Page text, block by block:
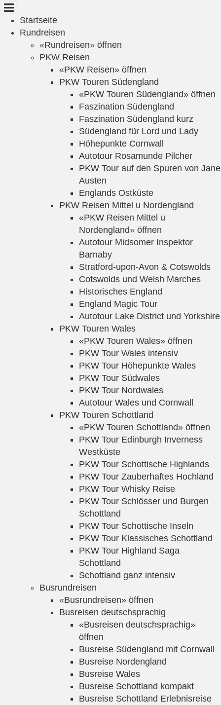
Startseite
Rundreisen
«Rundreisen» öffnen
PKW Reisen
«PKW Reisen» öffnen
PKW Touren Südengland
«PKW Touren Südengland» öffnen
Faszination Südengland
Faszination Südengland kurz
Südengland für Lord und Lady
Höhepunkte Cornwall
Autotour Rosamunde Pilcher
PKW Tour auf den Spuren von Jane
Austen
Englands Ostküste
PKW Reisen Mittel u Nordengland
«PKW Reisen Mittel u
Nordengland» öffnen
Autotour Midsomer Inspektor
Barnaby
Stratford-upon-Avon & Cotswolds
Cotswolds und Welsh Marches
Historisches England
England Magic Tour
Autotour Lake District und Yorkshire
PKW Touren Wales
«PKW Touren Wales» öffnen
PKW Tour Wales intensiv
PKW Tour Höhepunkte Wales
PKW Tour Südwales
PKW Tour Nordwales
Autotour Wales und Cornwall
PKW Touren Schottland
«PKW Touren Schottland» öffnen
PKW Tour Edinburgh Inverness
Westküste
PKW Tour Schottische Highlands
PKW Tour Zauberhaftes Hochland
PKW Tour Whisky Reise
PKW Tour Schlösser und Burgen
Schottland
PKW Tour Schottische Inseln
PKW Tour Klassisches Schottland
PKW Tour Highland Saga
Schottland
Schottland ganz intensiv
Busrundreisen
«Busrundreisen» öffnen
Busreisen deutschsprachig
«Busreisen deutschsprachig»
öffnen
Busreise Südengland mit Cornwall
Busreise Nordengland
Busreise Wales
Busreise Schottland kompakt
Busreise Schottland Erlebnisreise
Cookie-Einstellungen